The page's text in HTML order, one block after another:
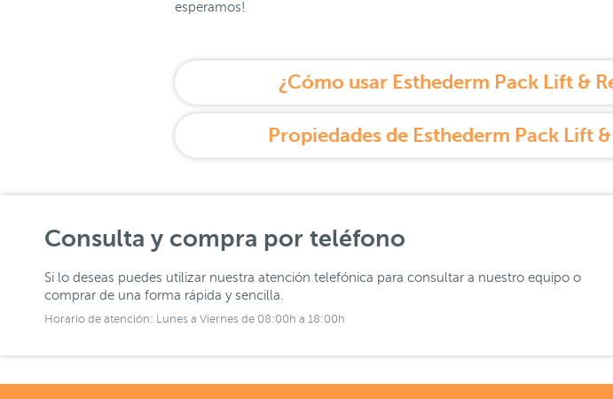
esperamos!
¿Cómo usar Esthederm Pack Lift &
Propiedades de Esthederm Pack Lift
Consulta y compra por teléfono
Si lo deseas puedes utilizar nuestra atención telefónica para consultar a nuestro equipo o
comprar de una forma rápida y sencilla.
Horario de atención: Lunes a Viernes de 08:00h a 18:00h